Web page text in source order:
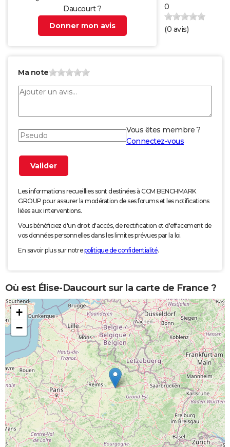
Daucourt ?
Donner mon avis
0
(0 avis)
Ma note
Vous êtes membre ?
Connectez-vous
Les informations recueillies sont destinées à CCM BENCHMARK
GROUP pour assurer la modération de ses forums et les notifications
liées aux interventions.
Vous bénéficiez d'un droit d'accès, de rectification et d'effacement de
vos données personnelles dans les limites prévues par la loi.
En savoir plus sur notrepolitique de confidentialité.
Où est Élise-Daucourt sur la carte de France ?
+
−